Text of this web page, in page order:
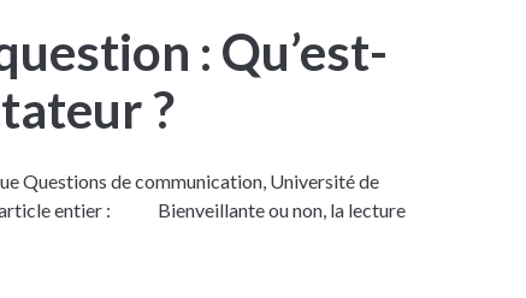
: Qu’est-
?
Questions de communication, Université de
entier : Bienveillante ou non, la lecture